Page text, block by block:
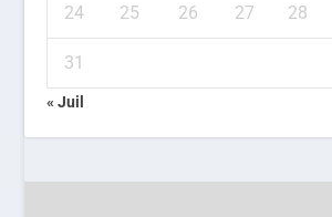
24 25 26 27 28
31
« Juil